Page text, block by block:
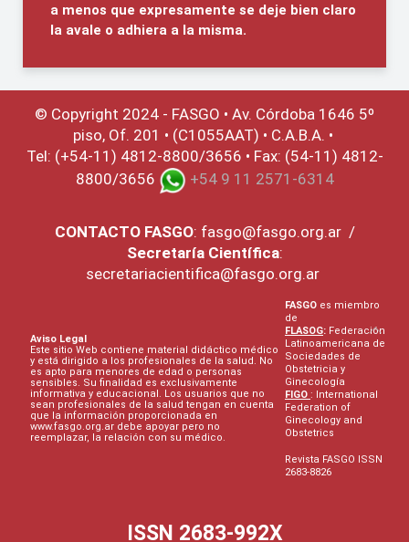
a menos que expresamente se deje bien claro
la avale o adhiera a la misma.
© Copyright 2024 - FASGO • Av. Córdoba 1646 5º
piso, Of. 201 • (C1055AAT) • C.A.B.A. •
Tel: (+54-11) 4812-8800/3656 • Fax: (54-11) 4812-
8800/3656
+54 9 11 2571-6314
CONTACTO FASGO: fasgo@fasgo.org.ar/
Secretaría Científica:
secretariacientifica@fasgo.org.ar
Aviso Legal
Este sitio Web contiene material didáctico médico
y está dirigido a los profesionales de la salud. No
es apto para menores de edad o personas
sensibles. Su finalidad es exclusivamente
informativa y educacional. Los usuarios que no
sean profesionales de la salud tengan en cuenta
que la información proporcionada en
www.fasgo.org.ar debe apoyar pero no
reemplazar, la relación con su médico.
FASGO es miembro
de
FLASOG: Federación
Latinoamericana de
Sociedades de
Obstetricia y
Ginecología
FIGO : International
Federation of
Ginecology and
Obstetrics
Revista FASGO ISSN
2683-8826
ISSN 2683-992X